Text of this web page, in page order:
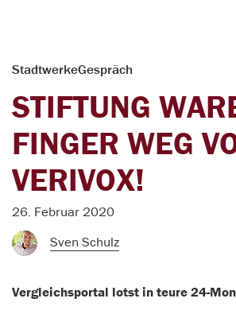
StadtwerkeGespräch
STIFTUNG
FINGER WEG
VERIVOX!
26. Februar 2020
Sven Schulz
Vergleichsportal lotst in teure 24-